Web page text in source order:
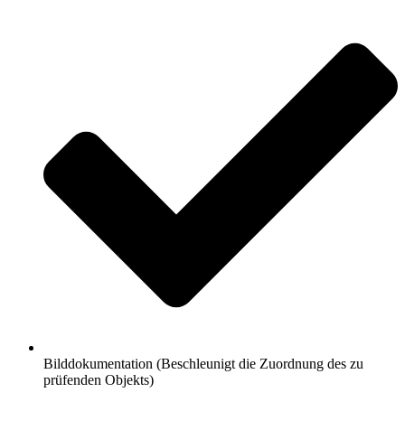
Bilddokumentation (Beschleunigt die Zuordnung des zu
prüfenden Objekts)